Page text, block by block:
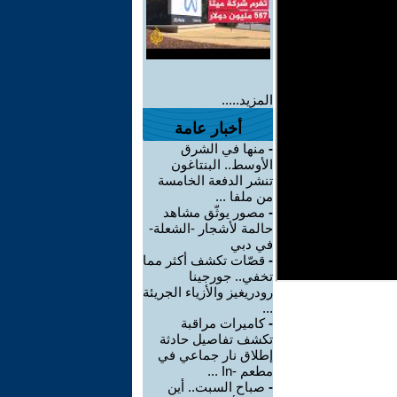
المزيد.....
أخبار عامة
- منها في الشرق
الأوسط.. البنتاغون
تنشر الدفعة الخامسة
من ملفا ...
- مصور يوثّق مشاهد
حالمة لأشجار -الشعلة-
في دبي
- قصّات تكشف أكثر مما
تخفي.. جورجينا
رودريغيز والأزياء الجريئة
...
-كاميرات مراقبة
تكشف تفاصيل حادثة
إطلاق نار جماعي في
مطعم -In ...
- صباح السبت.. أين